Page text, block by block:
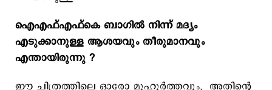
ഐഎഫ്എഫ്കെ ബാഗിൽ നിന്ന് മദ്യം
എടുക്കാനുള്ള ആശയവും തീരുമാനവും
എന്തായിരുന്നു ?
ഈ ചിത്രത്തിലെ ഓരോ മുഹൂർത്തവും, അതിന്റെ